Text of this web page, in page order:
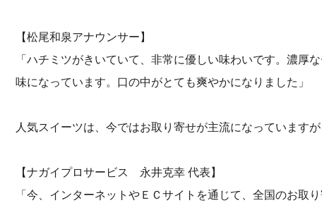
【松尾和泉アナウンサー】
「ハチミツがきいていて、非常に優しい味わいです。濃厚
味になっています。口の中がとても爽やかになりました」
人気スイーツは、今ではお取り寄せが主流になっています
【ナガイプロサービス 永井克幸 代表】
「今、インターネットやＥＣサイトを通じて、全国のお取